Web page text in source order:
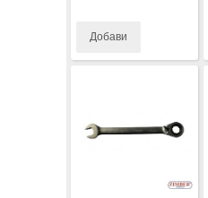
Добави